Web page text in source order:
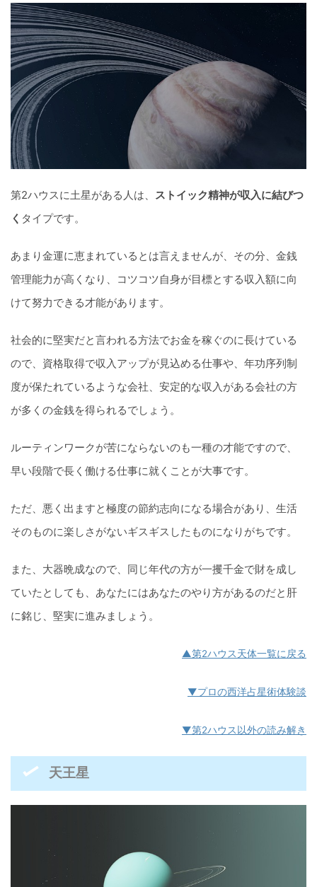
第2ハウスに土星がある人は、 ストイック精神が収入に結びつ
く タイプです。
あまり金運に恵まれているとは言えませんが、その分、金銭
管理能力が高くなり、コツコツ自身が目標とする収入額に向
けて努力できる才能があります。
社会的に堅実だと言われる方法でお金を稼ぐのに長けている
ので、資格取得で収入アップが見込める仕事や、年功序列制
度が保たれているような会社、安定的な収入がある会社の方
が多くの金銭を得られるでしょう。
ルーティンワークが苦にならないのも一種の才能ですので、
早い段階で長く働ける仕事に就くことが大事です。
ただ、悪く出ますと極度の節約志向になる場合があり、生活
そのものに楽しさがないギスギスしたものになりがちです。
また、大器晩成なので、同じ年代の方が一攫千金で財を成し
ていたとしても、あなたにはあなたのやり方があるのだと肝
に銘じ、堅実に進みましょう。
▲第2ハウス天体一覧に戻る
▼プロの西洋占星術体験談
▼第2ハウス以外の読み解き
天王星